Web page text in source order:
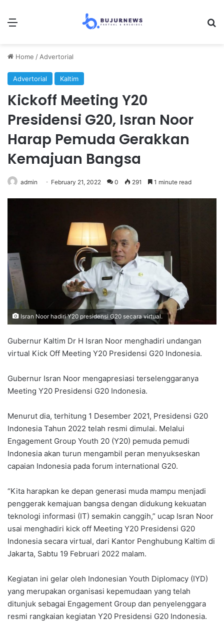
Menu
Home / Advertorial
Advertorial Kaltim
Kickoff Meeting Y20
Presidensi G20, Isran Noor
Harap Pemuda Gerakkan
Kemajuan Bangsa
admin February 21, 2022 0 291 1 minute read
Isran Noor hadiri Y20 presidensi G20 secara virtual.
Gubernur Kaltim Dr H Isran Noor menghadiri undangan
virtual Kick Off Meeting Y20 Presidensi G20 Indonesia.
Gubernur Isran Noor mengapresiasi terselenggaranya
Meeting Y20 Presidensi G20 Indonesia.
Menurut dia, terhitung 1 Desember 2021, Presidensi G20
Indonesia Tahun 2022 telah resmi dimulai. Melalui
Engagement Group Youth 20 (Y20) pemuda pemudi
Indonesia akan turun mengambil peran menyukseskan
capaian Indonesia pada forum international G20.
“Kita harapkan ke depan generasi muda mampu menjadi
penggerak kemajuan bangsa dengan didukung kekuatan
teknologi informasi (IT) semakin canggih,” ucap Isran Noor
usai menghadiri kick off Meeting Y20 Presidensi G20
Indonesia secara virtual, dari Kantor Penghubung Kaltim di
Jakarta, Sabtu 19 Februari 2022 malam.
Kegiatan ini gelar oleh Indonesian Youth Diplomacy (IYD)
yang merupakan organisasi kepemudaan yang telah
ditunjuk sebagai Engagement Group dan penyelenggara
resmi rangkaian kegiatan Y20 Presidensi G20 Indonesia.